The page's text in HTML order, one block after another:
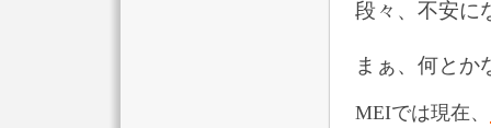
段々、不安に
まぁ、何とか
MEIでは現在、